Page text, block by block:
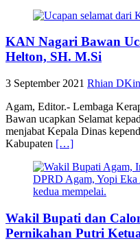
KAN Nagari Bawan
Helton, SH. M.Si
3 September 2021 Rhian
Agam, Editor.- Lembaga
Bawan ucapkan Selamat
menjabat Kepala Dinas
Kabupaten […]
Wakil Bupati dan
Pernikahan Putri